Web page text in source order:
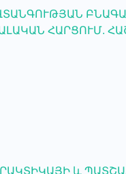
ՀԱՐՑՈՒՄ.
և